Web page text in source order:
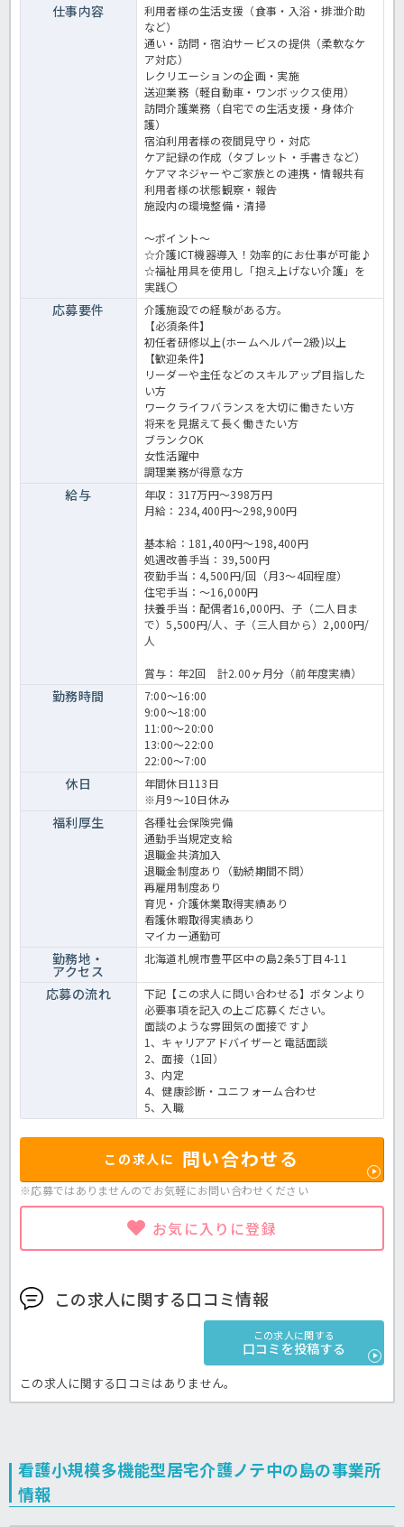
仕事内容
利用者様の生活支援（食事・入浴・排泄介助
など）
通い・訪問・宿泊サービスの提供（柔軟なケ
ア対応）
レクリエーションの企画・実施
送迎業務（軽自動車・ワンボックス使用）
訪問介護業務（自宅での生活支援・身体介
護）
宿泊利用者様の夜間見守り・対応
ケア記録の作成（タブレット・手書きなど）
ケアマネジャーやご家族との連携・情報共有
利用者様の状態観察・報告
施設内の環境整備・清掃
～ポイント～
☆介護ICT機器導入！効率的にお仕事が可能♪
☆福祉用具を使用し「抱え上げない介護」を
実践〇
応募要件
介護施設での経験がある方。
【必須条件】
初任者研修以上(ホームヘルパー2級)以上
【歓迎条件】
リーダーや主任などのスキルアップ目指した
い方
ワークライフバランスを大切に働きたい方
将来を見据えて長く働きたい方
ブランクOK
女性活躍中
調理業務が得意な方
給与
年収：317万円～398万円
月給：234,400円～298,900円
基本給：181,400円～198,400円
処遇改善手当：39,500円
夜勤手当：4,500円/回（月3～4回程度）
住宅手当：～16,000円
扶養手当：配偶者16,000円、子（二人目ま
で）5,500円/人、子（三人目から）2,000円/
人
賞与：年2回 計2.00ヶ月分（前年度実績）
勤務時間
7:00～16:00
9:00～18:00
11:00～20:00
13:00～22:00
22:00～7:00
休日
年間休日113日
※月9～10日休み
福利厚生
各種社会保険完備
通勤手当規定支給
退職金共済加入
退職金制度あり（勤続期間不問）
再雇用制度あり
育児・介護休業取得実績あり
看護休暇取得実績あり
マイカー通勤可
勤務地・
アクセス
北海道札幌市豊平区中の島2条5丁目4-11
応募の流れ
下記【この求人に問い合わせる】ボタンより
必要事項を記入の上ご応募ください。
面談のような雰囲気の面接です♪
1、キャリアアドバイザーと電話面談
2、面接（1回）
3、内定
4、健康診断・ユニフォーム合わせ
5、入職
この求人に 問い合わせる
※応募ではありませんのでお気軽にお問い合わせください
お気に入りに登録
この求人に関する口コミ情報
この求人に関する
口コミを投稿する
この求人に関する口コミはありません。
看護小規模多機能型居宅介護ノテ中の島の事業所
情報